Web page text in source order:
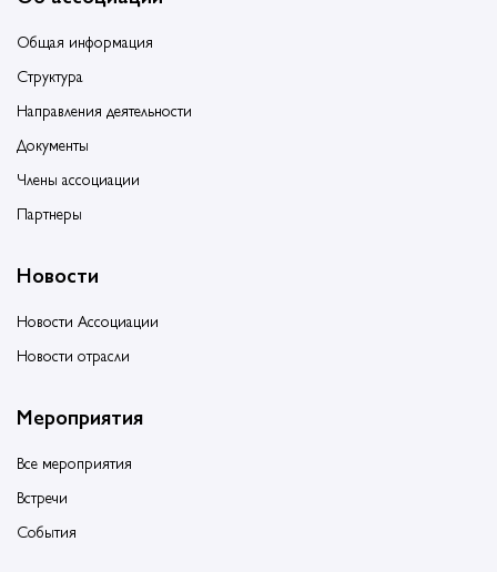
Общая информация
Структура
Направления деятельности
Документы
Члены ассоциации
Партнеры
Новости
Новости Ассоциации
Новости отрасли
Мероприятия
Все мероприятия
Встречи
События